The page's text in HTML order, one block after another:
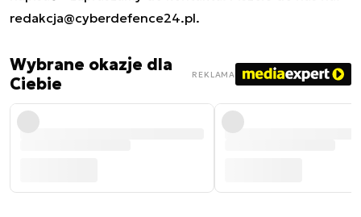
redakcja@cyberdefence24.pl.
Wybrane okazje dla
Ciebie
REKLAMA